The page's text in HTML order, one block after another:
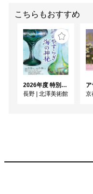
こちらもおすすめ
2026年度 特別展「ガレとドーム、アール･ヌーヴォーのガラス 水辺のやすらぎ、海の神秘」
長野 | 北澤美術館
京